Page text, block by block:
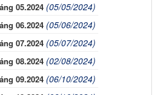
05.2024 (05/05/2024)
06.2024 (05/06/2024)
07.2024 (05/07/2024)
08.2024 (02/08/2024)
09.2024 (06/10/2024)